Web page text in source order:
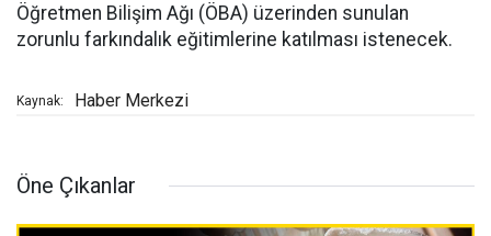
Öğretmen Bilişim Ağı (ÖBA) üzerinden sunulan
zorunlu farkındalık eğitimlerine katılması istenecek.
Kaynak: Haber Merkezi
Öne Çıkanlar